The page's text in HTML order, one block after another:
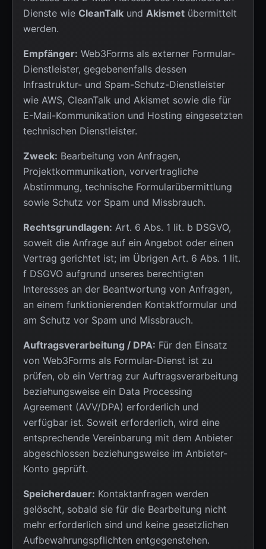
Dienste wie CleanTalk und Akismet übermittelt
werden.
Empfänger: Web3Forms als externer Formular-
Dienstleister, gegebenenfalls dessen
Infrastruktur- und Spam-Schutz-Dienstleister
wie AWS, CleanTalk und Akismet sowie die für
E-Mail-Kommunikation und Hosting eingesetzten
technischen Dienstleister.
Zweck: Bearbeitung von Anfragen,
Projektkommunikation, vorvertragliche
Abstimmung, technische Formularübermittlung
sowie Schutz vor Spam und Missbrauch.
Rechtsgrundlagen: Art. 6 Abs. 1 lit. b DSGVO,
soweit die Anfrage auf ein Angebot oder einen
Vertrag gerichtet ist; im Übrigen Art. 6 Abs. 1 lit.
f DSGVO aufgrund unseres berechtigten
Interesses an der Beantwortung von Anfragen,
an einem funktionierenden Kontaktformular und
am Schutz vor Spam und Missbrauch.
Auftragsverarbeitung / DPA: Für den Einsatz
von Web3Forms als Formular-Dienst ist zu
prüfen, ob ein Vertrag zur Auftragsverarbeitung
beziehungsweise ein Data Processing
Agreement (AVV/DPA) erforderlich und
verfügbar ist. Soweit erforderlich, wird eine
entsprechende Vereinbarung mit dem Anbieter
abgeschlossen beziehungsweise im Anbieter-
Konto geprüft.
Speicherdauer: Kontaktanfragen werden
gelöscht, sobald sie für die Bearbeitung nicht
mehr erforderlich sind und keine gesetzlichen
Aufbewahrungspflichten entgegenstehen.